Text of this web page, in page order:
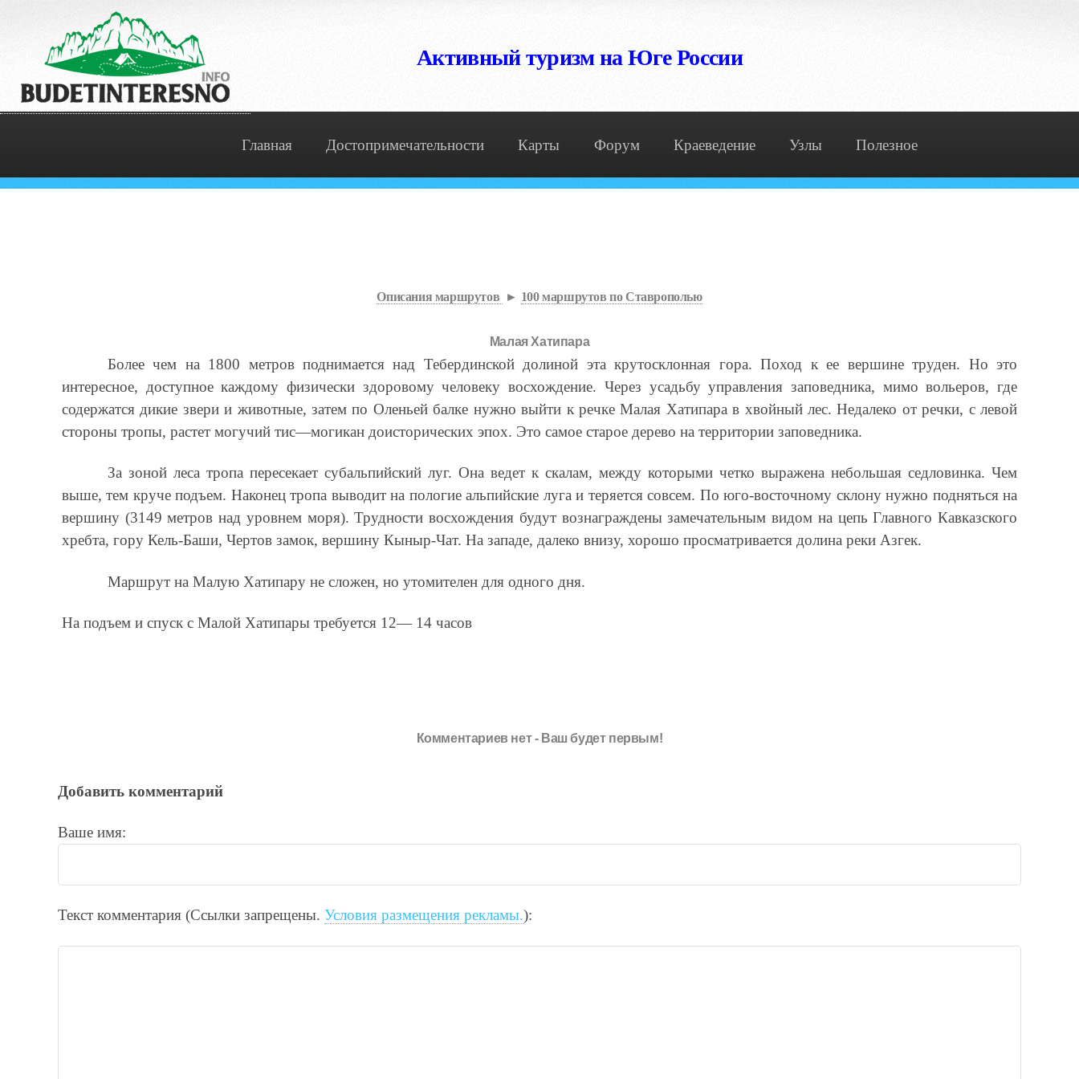
Активный туризм на Юге России
Главная Достопримечательности Карты Форум Краеведение Узлы Полезное
Описания маршрутов ► 100 маршрутов по Ставрополью
Малая Хатипара
Более чем на 1800 метров поднимается над Тебердинской долиной эта крутосклонная гора. Поход к ее вершине труден. Но это
интересное, доступное каждому физически здоровому человеку восхождение. Через усадьбу управления заповедника, мимо вольеров, где
содержатся дикие звери и животные, затем по Оленьей балке нужно выйти к речке Малая Хатипара в хвойный лес. Недалеко от речки, с левой
стороны тропы, растет могучий тис—могикан доисторических эпох. Это самое старое дерево на территории заповедника.
За зоной леса тропа пересекает субальпийский луг. Она ведет к скалам, между которыми четко выражена небольшая седловинка. Чем
выше, тем круче подъем. Наконец тропа выводит на пологие альпийские луга и теряется совсем. По юго-восточному склону нужно подняться на
вершину (3149 метров над уровнем моря). Трудности восхождения будут вознаграждены замечательным видом на цепь Главного Кавказского
хребта, гору Кель-Баши, Чертов замок, вершину Кыныр-Чат. На западе, далеко внизу, хорошо просматривается долина реки Азгек.
Маршрут на Малую Хатипару не сложен, но утомителен для одного дня.
На подъем и спуск с Малой Хатипары требуется 12— 14 часов
Комментариев нет - Ваш будет первым!
Добавить комментарий
Ваше имя:
Текст комментария (Ссылки запрещены. Условия размещения рекламы.):